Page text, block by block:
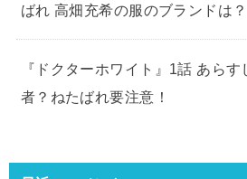
ばれ 高畑充希の服のブランドは？
『ドクターホワイト』1話 あら
者？ねたばれ要注意！